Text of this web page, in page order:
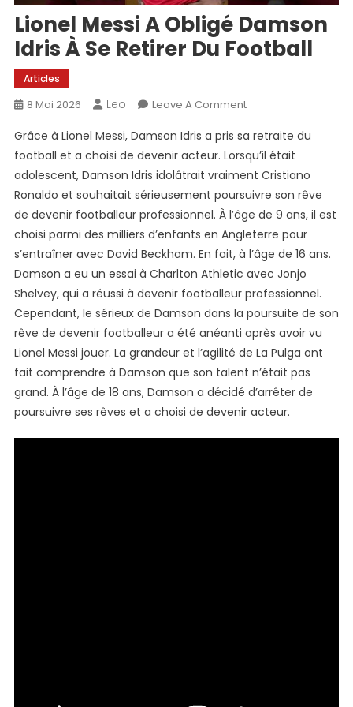
Lionel Messi A Obligé Damson
Idris À Se Retirer Du Football
Articles
8 Mai 2026 Leo Leave A CommentOn
Messi
A
Obligé
Damson
Idris
À
Se
Football
Grâce à Lionel Messi, Damson Idris a pris sa retraite du
football et a choisi de devenir acteur. Lorsqu’il était
adolescent, Damson Idris idolâtrait vraiment Cristiano
Ronaldo et souhaitait sérieusement poursuivre son rêve
de devenir footballeur professionnel. À l’âge de 9 ans, il est
choisi parmi des milliers d’enfants en Angleterre pour
s’entraîner avec David Beckham. En fait, à l’âge de 16 ans.
Damson a eu un essai à Charlton Athletic avec Jonjo
Shelvey, qui a réussi à devenir footballeur professionnel.
Cependant, le sérieux de Damson dans la poursuite de son
rêve de devenir footballeur a été anéanti après avoir vu
Lionel Messi jouer. La grandeur et l’agilité de La Pulga ont
fait comprendre à Damson que son talent n’était pas
grand. À l’âge de 18 ans, Damson a décidé d’arrêter de
poursuivre ses rêves et a choisi de devenir acteur.